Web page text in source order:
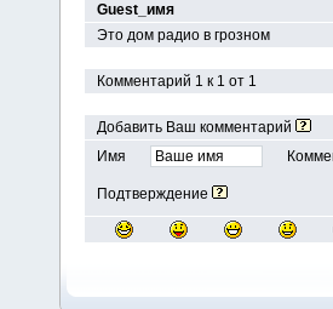
Guest_имя
Это дом радио в грозном
Комментарий 1 к 1 от 1
Добавить Ваш комментарий
Имя
Подтверждение